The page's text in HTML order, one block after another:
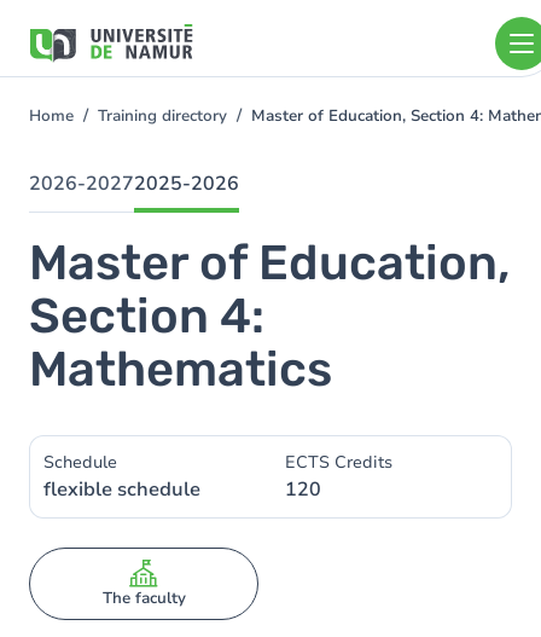
main
You
here
Home Training directory Master of Education, Section 4:
2026-20272025-2026
Master of Education,
Section 4:
Mathematics
Schedule
flexible schedule
ECTS Credits
120
The faculty